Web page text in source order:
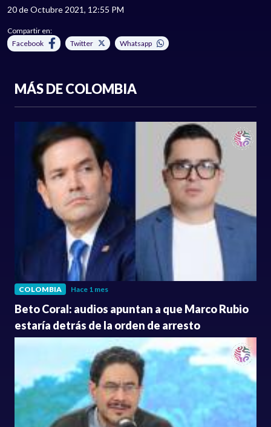
20 de Octubre 2021, 12:55 PM
Compartir en:
Facebook
Twitter Whatsapp
MÁS DE COLOMBIA
COLOMBIA Hace 1 mes
Beto Coral: audios apuntan a que Marco Rubio
estaría detrás de la orden de arresto